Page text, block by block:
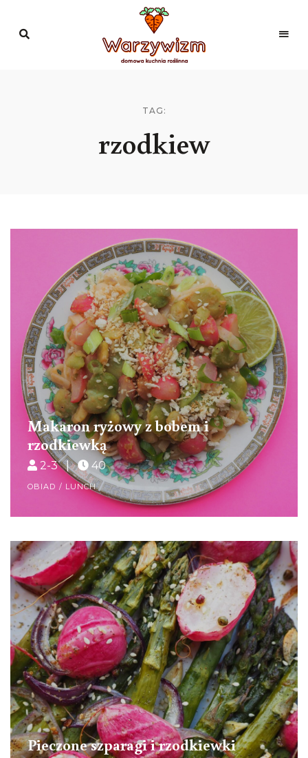
Domowa
TAG:
rzodkiew
Makaron ryżowy z bobem i
rzodkiewką
2-3 | 40
OBIAD / LUNCH
Pieczone szparagi i rzodkiewki